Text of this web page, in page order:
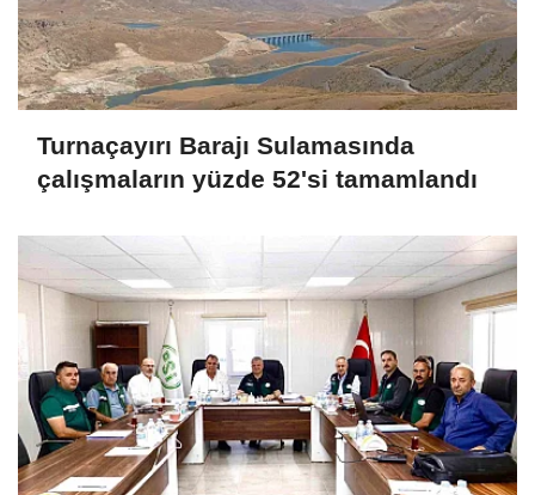
Turnaçayırı Barajı Sulamasında
çalışmaların yüzde 52'si tamamlandı